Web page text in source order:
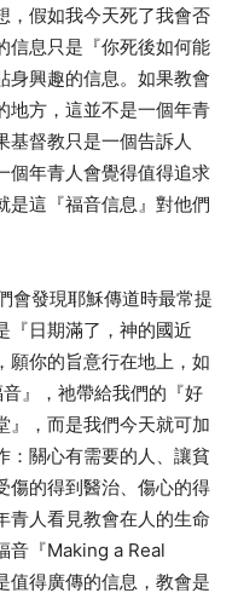
，假如我今天死了我會否
信息只是『你死後如何能
身興趣的信息。如果教會
地方，這並不是一個年青
基督教只是一個告訴人
個年青人會覺得值得追求
是這『福音信息』對他們
發現耶穌傳道時最常提
『日期滿了，神的國近
願你的旨意行在地上，如
』，祂帶給我們的『好
』，而是我們今天就可加
：關心有需要的人、讓貧
傷的得到醫治、傷心的得
青人看見教會在人的生命
音『Making a Real
得廣傳的信息，教會是